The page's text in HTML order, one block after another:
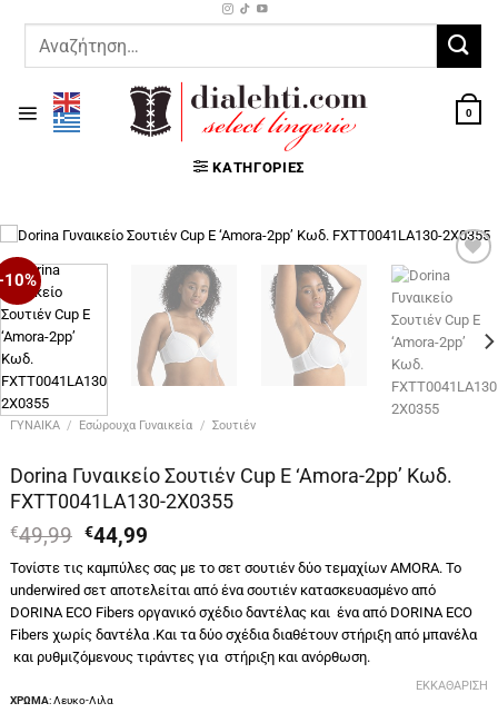
περιεχόμενο
Αναζήτηση
0
ΚΑΤΗΓΟΡΊΕΣ
10%
Προσθήκη
στη Λίστα
Επιθυμιών
ΓΥΝΑΙΚΑ / Εσώρουχα Γυναικεία / Σουτιέν
Dorina Γυναικείο Σουτιέν Cup E ‘Amora-2pp’ Κωδ.
FXTT0041LA130-2X0355
€49,99 Original
price
was:
€49,99.
€44,99Η
τιμή
είναι:
€44,99.
Τονίστε τις καμπύλες σας με το σετ σουτιέν δύο τεμαχίων AMORA. Το
underwired σετ αποτελείται από ένα σουτιέν κατασκευασμένο από
DORINA ECO Fibers οργανικό σχέδιο δαντέλας και ένα από DORINA ECO
Fibers χωρίς δαντέλα .Και τα δύο σχέδια διαθέτουν στήριξη από μπανέλα
και ρυθμιζόμενους τιράντες για στήριξη και ανόρθωση.
ΧΡΩΜΑ:Λευκο-Λιλα
ΕΚΚΑΘΆΡΙΣΗ